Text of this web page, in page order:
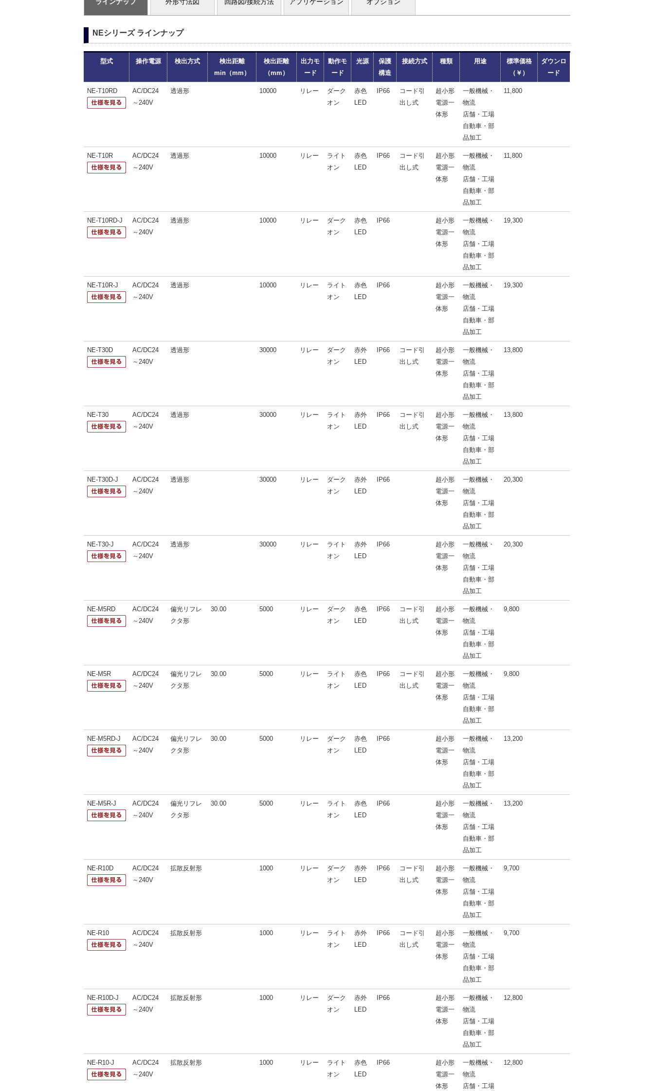
NEシリーズ ラインナップ
型式 操作電源 検出方式
検出距離
min（mm）
検出距離
（mm）
出力モ
ード
動作モ
ード
光源
保護
構造
接続方式 種類 用途
標準価格
（￥）
ダウンロ
ード
NE-T10RD
AC/DC24
～240V
透過形 10000 リレー
ダーク
オン
赤色
LED
IP66
コード引
出し式
超小形
電源一
体形
一般機械・
物流
店舗・工場
自動車・部
品加工
11,800
NE-T10R
AC/DC24
～240V
透過形 10000 リレー
ライト
オン
赤色
LED
IP66
コード引
出し式
超小形
電源一
体形
一般機械・
物流
店舗・工場
自動車・部
品加工
11,800
NE-T10RD-J
AC/DC24
～240V
透過形 10000 リレー
ダーク
オン
赤色
LED
IP66
超小形
電源一
体形
一般機械・
物流
店舗・工場
自動車・部
品加工
19,300
NE-T10R-J
AC/DC24
～240V
透過形 10000 リレー
ライト
オン
赤色
LED
IP66
超小形
電源一
体形
一般機械・
物流
店舗・工場
自動車・部
品加工
19,300
NE-T30D
AC/DC24
～240V
透過形 30000 リレー
ダーク
オン
赤外
LED
IP66
コード引
出し式
超小形
電源一
体形
一般機械・
物流
店舗・工場
自動車・部
品加工
13,800
NE-T30
AC/DC24
～240V
透過形 30000 リレー
ライト
オン
赤外
LED
IP66
コード引
出し式
超小形
電源一
体形
一般機械・
物流
店舗・工場
自動車・部
品加工
13,800
NE-T30D-J
AC/DC24
～240V
透過形 30000 リレー
ダーク
オン
赤外
LED
IP66
超小形
電源一
体形
一般機械・
物流
店舗・工場
自動車・部
品加工
20,300
NE-T30-J
AC/DC24
～240V
透過形 30000 リレー
ライト
オン
赤外
LED
IP66
超小形
電源一
体形
一般機械・
物流
店舗・工場
自動車・部
品加工
20,300
NE-M5RD
AC/DC24
～240V
偏光リフレ
クタ形
30.00 5000 リレー
ダーク
オン
赤色
LED
IP66
コード引
出し式
超小形
電源一
体形
一般機械・
物流
店舗・工場
自動車・部
品加工
9,800
NE-M5R
AC/DC24
～240V
偏光リフレ
クタ形
30.00 5000 リレー
ライト
オン
赤色
LED
IP66
コード引
出し式
超小形
電源一
体形
一般機械・
物流
店舗・工場
自動車・部
品加工
9,800
NE-M5RD-J
AC/DC24
～240V
偏光リフレ
クタ形
30.00 5000 リレー
ダーク
オン
赤色
LED
IP66
超小形
電源一
体形
一般機械・
物流
店舗・工場
自動車・部
品加工
13,200
NE-M5R-J
AC/DC24
～240V
偏光リフレ
クタ形
30.00 5000 リレー
ライト
オン
赤色
LED
IP66
超小形
電源一
体形
一般機械・
物流
店舗・工場
自動車・部
品加工
13,200
NE-R10D
AC/DC24
～240V
拡散反射形 1000 リレー
ダーク
オン
赤外
LED
IP66
コード引
出し式
超小形
電源一
体形
一般機械・
物流
店舗・工場
自動車・部
品加工
9,700
NE-R10
AC/DC24
～240V
拡散反射形 1000 リレー
ライト
オン
赤外
LED
IP66
コード引
出し式
超小形
電源一
体形
一般機械・
物流
店舗・工場
自動車・部
品加工
9,700
NE-R10D-J
AC/DC24
～240V
拡散反射形 1000 リレー
ダーク
オン
赤外
LED
IP66
超小形
電源一
体形
一般機械・
物流
店舗・工場
自動車・部
品加工
12,800
NE-R10-J
AC/DC24
～240V
拡散反射形 1000 リレー
ライト
オン
赤色
LED
IP66
超小形
電源一
体形
一般機械・
物流
店舗・工場
12,800